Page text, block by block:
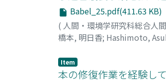
Babel_25.pdf(411.63 KB)
( 人間・環境学研究科総合人
橋本, 明日香; Hashimoto,
Item
本の修復作業を経験し